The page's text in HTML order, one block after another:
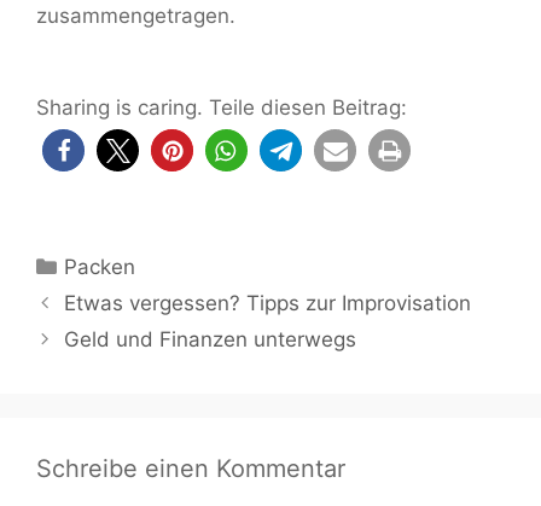
zusammengetragen.
Sharing is caring. Teile diesen Beitrag:
Kategorien
Packen
Etwas vergessen? Tipps zur Improvisation
Geld und Finanzen unterwegs
Schreibe einen Kommentar